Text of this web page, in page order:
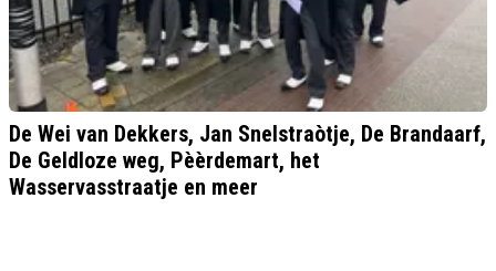
De Wei van Dekkers, Jan Snelstraòtje, De Brandaarf,
De Geldloze weg, Pèèrdemart, het
Wasservasstraatje en meer